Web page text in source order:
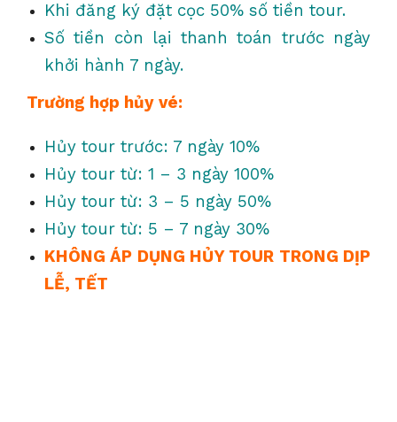
Khi đăng ký đặt cọc 50% số tiền tour.
Số tiền còn lại thanh toán trước ngày
khởi hành 7 ngày.
Trường hợp hủy vé:
Hủy tour trước: 7 ngày 10%
Hủy tour từ: 1 – 3 ngày 100%
Hủy tour từ: 3 – 5 ngày 50%
Hủy tour từ: 5 – 7 ngày 30%
KHÔNG ÁP DỤNG HỦY TOUR TRONG DỊP
LỄ, TẾT